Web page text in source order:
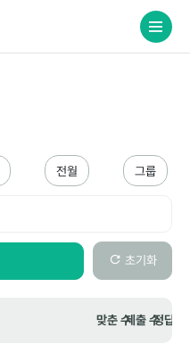
전월
그룹
초기화
맞춘 수제출 수정답